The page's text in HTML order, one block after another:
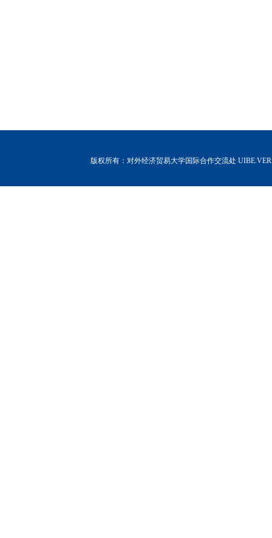
版权所有：对外经济贸易大学国际合作交流处